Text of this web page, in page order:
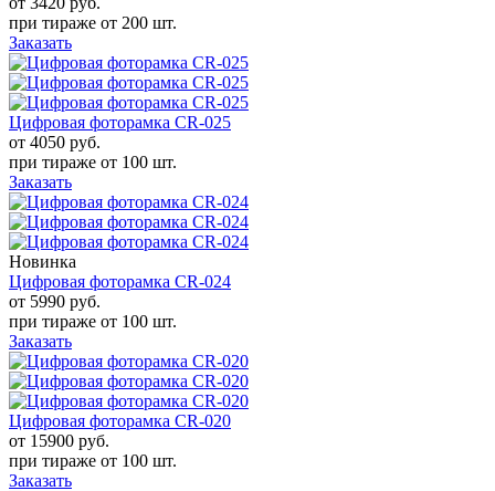
при тираже от 200 шт.
Заказать
Цифровая фоторамка CR-025
от 4050 руб.
при тираже от 100 шт.
Заказать
Новинка
Цифровая фоторамка CR-024
от 5990 руб.
при тираже от 100 шт.
Заказать
Цифровая фоторамка CR-020
от 15900 руб.
при тираже от 100 шт.
Заказать